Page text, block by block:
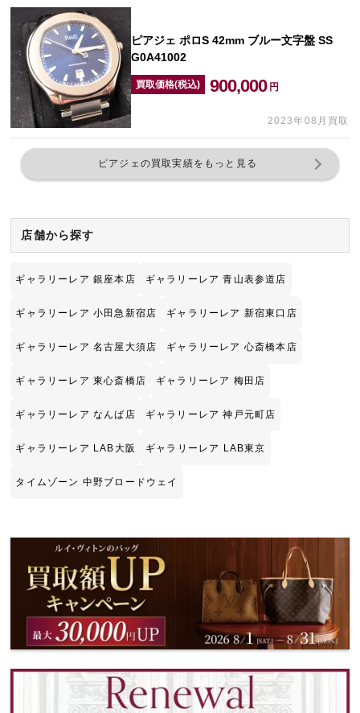
ピアジェ ポロS 42mm ブルー文字盤 SS
G0A41002
買取価格(税込) 900,000 円
2023年08月買取
ピアジェの買取実績をもっと見る
店舗から探す
ギャラリーレア 銀座本店 ギャラリーレア 青山表参道店
ギャラリーレア 小田急新宿店 ギャラリーレア 新宿東口店
ギャラリーレア 名古屋大須店 ギャラリーレア 心斎橋本店
ギャラリーレア 東心斎橋店 ギャラリーレア 梅田店
ギャラリーレア なんば店 ギャラリーレア 神戸元町店
ギャラリーレア LAB大阪 ギャラリーレア LAB東京
タイムゾーン 中野ブロードウェイ